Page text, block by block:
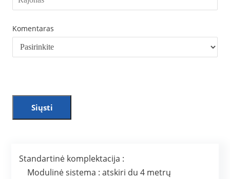
Komentaras
Siųsti
Standartinė komplektacija :
Modulinė sistema : atskiri du 4 metrų